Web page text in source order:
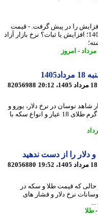
18 مرداد روند افزایش را در پیش گرفت. - قیمت
ای طلا و ارز قیمت دلار امروز 18 مرداد 1405؛ افزایش یا ثبات؟ نرخ بازار آزاد
-امروز
82056988
نوسان در نرخ دلار، یورو و
سایر ارزهای مهم بود. در بازار طلا نیز قیمت هر گرم طلای 18 عیار و انواع سکه با
را از دست ندهید
82056880
که قیمت طلا و سکه در
نرخ دلار و فشار های